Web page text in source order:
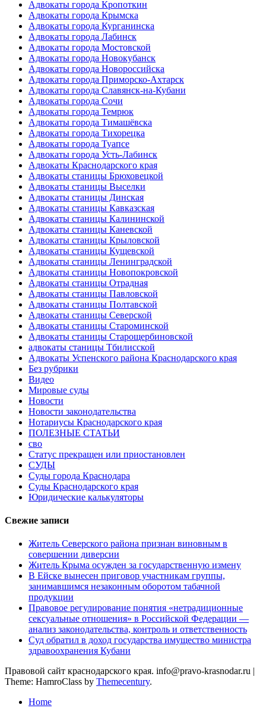
Адвокаты города Кропоткин
Адвокаты города Крымска
Адвокаты города Курганинска
Адвокаты города Лабинск
Адвокаты города Мостовской
Адвокаты города Новокубанск
Адвокаты города Новороссийска
Адвокаты города Приморско-Ахтарск
Адвокаты города Славянск-на-Кубани
Адвокаты города Сочи
Адвокаты города Темрюк
Адвокаты города Тимашёвска
Адвокаты города Тихорецка
Адвокаты города Туапсе
Адвокаты города Усть-Лабинск
Адвокаты Краснодарского края
Адвокаты станицы Брюховецкой
Адвокаты станицы Выселки
Адвокаты станицы Динская
Адвокаты станицы Кавказская
Адвокаты станицы Калининской
Адвокаты станицы Каневской
Адвокаты станицы Крыловской
Адвокаты станицы Кущевской
Адвокаты станицы Ленинградской
Адвокаты станицы Новопокровской
Адвокаты станицы Отрадная
Адвокаты станицы Павловской
Адвокаты станицы Полтавской
Адвокаты станицы Северской
Адвокаты станицы Староминской
Адвокаты станицы Старощербиновской
адвокаты станицы Тбилисской
Адвокаты Успенского района Краснодарского края
Без рубрики
Видео
Мировые суды
Новости
Новости законодательства
Нотариусы Краснодарского края
ПОЛЕЗНЫЕ СТАТЬИ
сво
Статус прекращен или приостановлен
СУДЫ
Суды города Краснодара
Суды Краснодарского края
Юридические калькуляторы
Свежие записи
Житель Северского района признан виновным в
совершении диверсии
Житель Крыма осужден за государственную измену
В Ейске вынесен приговор участникам группы,
занимавшимся незаконным оборотом табачной
продукции
Правовое регулирование понятия «нетрадиционные
сексуальные отношения» в Российской Федерации —
анализ законодательства, контроль и ответственность
Суд обратил в доход государства имущество министра
здравоохранения Кубани
Правовой сайт краснодарского края. info@pravo-krasnodar.ru |
Theme: HamroClass by Themecentury.
Home